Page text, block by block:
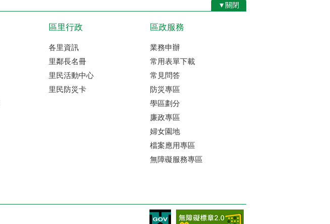
▼關閉
區里行政
各里資訊
里鄰長名冊
里民活動中心
里民防災卡
區政服務
業務申辦
常用表單下載
常見問答
防災專區
學區劃分
廉政專區
婦女園地
檔案應用專區
無障礙服務專區